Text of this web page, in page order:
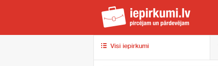
Visi iepirkumi